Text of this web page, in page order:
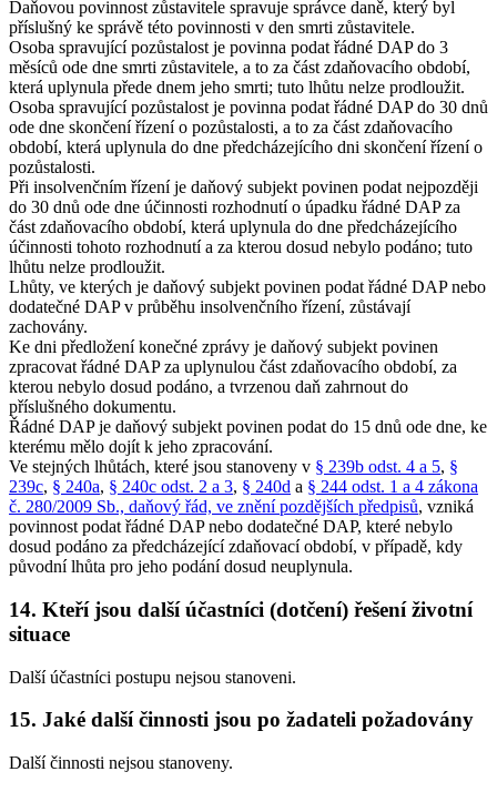
Daňovou povinnost zůstavitele spravuje správce daně, který byl
příslušný ke správě této povinnosti v den smrti zůstavitele.
Osoba spravující pozůstalost je povinna podat řádné DAP do 3
měsíců ode dne smrti zůstavitele, a to za část zdaňovacího období,
která uplynula přede dnem jeho smrti; tuto lhůtu nelze prodloužit.
Osoba spravující pozůstalost je povinna podat řádné DAP do 30 dnů
ode dne skončení řízení o pozůstalosti, a to za část zdaňovacího
období, která uplynula do dne předcházejícího dni skončení řízení o
pozůstalosti.
Při insolvenčním řízení je daňový subjekt povinen podat nejpozději
do 30 dnů ode dne účinnosti rozhodnutí o úpadku řádné DAP za
část zdaňovacího období, která uplynula do dne předcházejícího
účinnosti tohoto rozhodnutí a za kterou dosud nebylo podáno; tuto
lhůtu nelze prodloužit.
Lhůty, ve kterých je daňový subjekt povinen podat řádné DAP nebo
dodatečné DAP v průběhu insolvenčního řízení, zůstávají
zachovány.
Ke dni předložení konečné zprávy je daňový subjekt povinen
zpracovat řádné DAP za uplynulou část zdaňovacího období, za
kterou nebylo dosud podáno, a tvrzenou daň zahrnout do
příslušného dokumentu.
Řádné DAP je daňový subjekt povinen podat do 15 dnů ode dne, ke
kterému mělo dojít k jeho zpracování.
Ve stejných lhůtách, které jsou stanoveny v § 239b odst. 4 a 5, §
239c, § 240a, § 240c odst. 2 a 3, § 240d a § 244 odst. 1 a 4 zákona
č. 280/2009 Sb., daňový řád, ve znění pozdějších předpisů, vzniká
povinnost podat řádné DAP nebo dodatečné DAP, které nebylo
dosud podáno za předcházející zdaňovací období, v případě, kdy
původní lhůta pro jeho podání dosud neuplynula.
14. Kteří jsou další účastníci (dotčení) řešení životní
situace
Další účastníci postupu nejsou stanoveni.
15. Jaké další činnosti jsou po žadateli požadovány
Další činnosti nejsou stanoveny.